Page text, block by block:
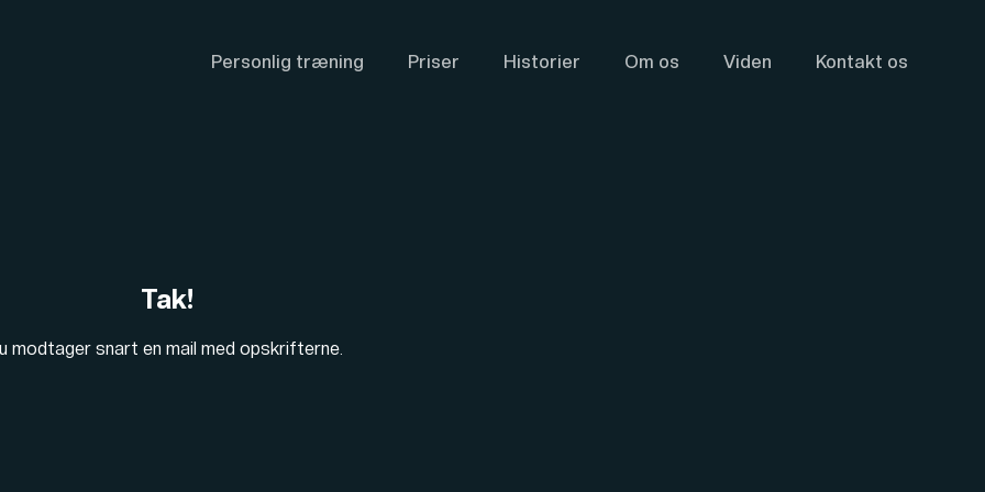
Personlig træning Priser Historier Om os Viden Kontakt os
Tak!
modtager snart en mail med opskrifterne.